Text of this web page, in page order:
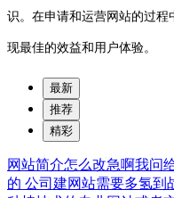
识。在申请和运营网站的过
现最佳的效益和用户体验。
最新
推荐
精彩
网站简介怎么改急啊我问
的 公司建网站需要多氢到